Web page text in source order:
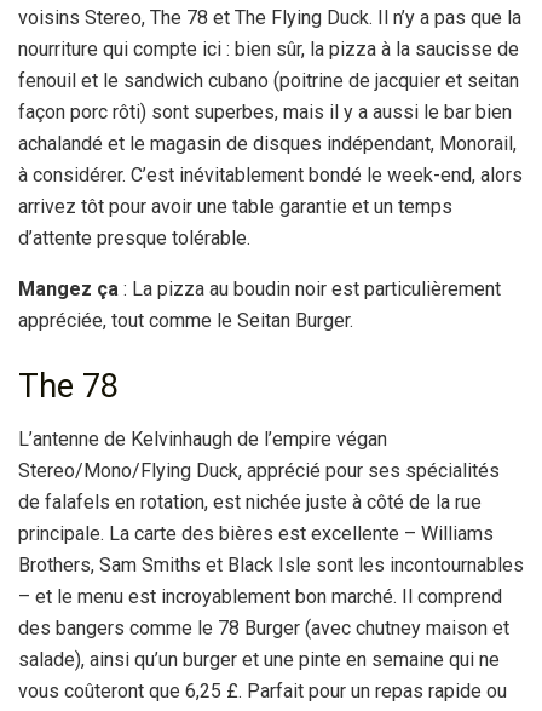
voisins Stereo, The 78 et The Flying Duck. Il n’y a pas que la
nourriture qui compte ici : bien sûr, la pizza à la saucisse de
fenouil et le sandwich cubano (poitrine de jacquier et seitan
façon porc rôti) sont superbes, mais il y a aussi le bar bien
achalandé et le magasin de disques indépendant, Monorail,
à considérer. C’est inévitablement bondé le week-end, alors
arrivez tôt pour avoir une table garantie et un temps
d’attente presque tolérable.
Mangez ça : La pizza au boudin noir est particulièrement
appréciée, tout comme le Seitan Burger.
The 78
L’antenne de Kelvinhaugh de l’empire végan
Stereo/Mono/Flying Duck, apprécié pour ses spécialités
de falafels en rotation, est nichée juste à côté de la rue
principale. La carte des bières est excellente – Williams
Brothers, Sam Smiths et Black Isle sont les incontournables
– et le menu est incroyablement bon marché. Il comprend
des bangers comme le 78 Burger (avec chutney maison et
salade), ainsi qu’un burger et une pinte en semaine qui ne
vous coûteront que 6,25 £. Parfait pour un repas rapide ou